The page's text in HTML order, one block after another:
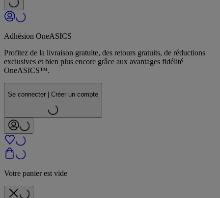
Adhésion OneASICS
Profitez de la livraison gratuite, des retours gratuits, de réductions
exclusives et bien plus encore grâce aux avantages fidélité
OneASICS™.
Se connecter | Créer un compte
Votre panier est vide